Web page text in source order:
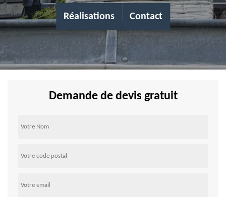
Réalisations Contact
Demande de devis gratuit